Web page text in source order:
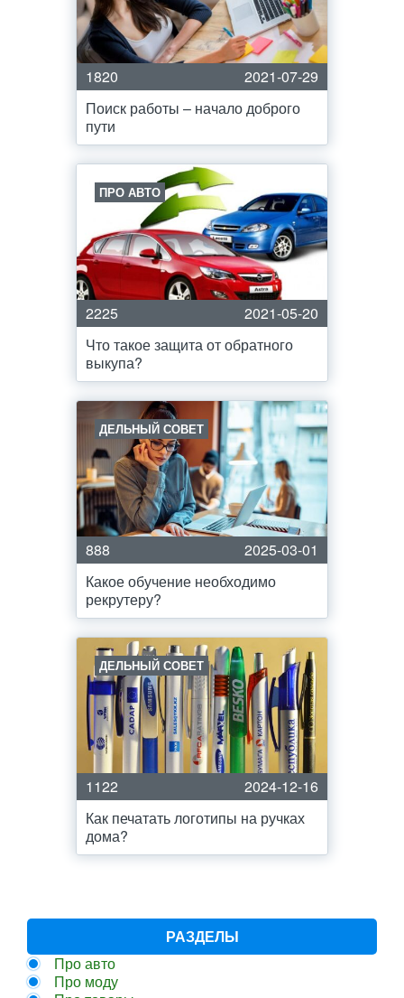
1820
2021-07-29
Поиск работы – начало доброго
пути
ПРО АВТО
2225
2021-05-20
Что такое защита от обратного
выкупа?
ДЕЛЬНЫЙ СОВЕТ
888
2025-03-01
Какое обучение необходимо
рекрутеру?
ДЕЛЬНЫЙ СОВЕТ
1122
2024-12-16
Как печатать логотипы на ручках
дома?
РАЗДЕЛЫ
Про авто
Про моду